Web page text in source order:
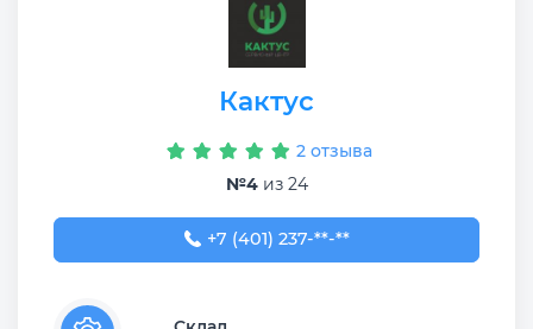
Кактус
2 отзыва
№4из 24
+7 (401) 237-61-35
+7 (401) 237-**-**